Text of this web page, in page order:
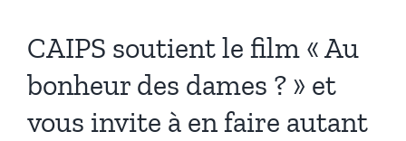
CAIPS soutient le film « Au
bonheur des dames ? » et
vous invite à en faire autant